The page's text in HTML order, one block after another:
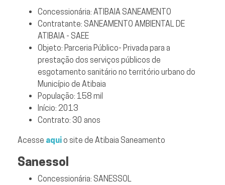
Concessionária: ATIBAIA SANEAMENTO
Contratante: SANEAMENTO AMBIENTAL DE
ATIBAIA - SAEE
Objeto: Parceria Público- Privada para a
prestação dos serviços públicos de
esgotamento sanitário no território urbano do
Município de Atibaia
População: 158 mil
Início: 2013
Contrato: 30 anos
Acesse aquio site de Atibaia Saneamento
Sanessol
Concessionária: SANESSOL